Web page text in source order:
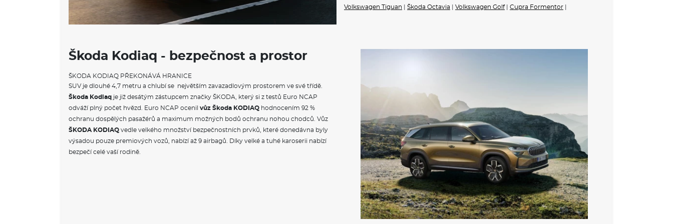
Střešní nosič v odstínu Dark Chrome
Kontrola tlaku v pneumatikách
Rezervní kolo (dojezdové)
Multifunkční kožený vyhřívaný volant s pádly
Sklápění 2. řady sedadel ze zavazadlového prostoru
Tři výškově nastavitelné opěrky hlavy vzadu
Zadní dělený posuvný sedák, nastavitelné (60:40) a sklopné (40:20:20) opěradlo
s loketní opěrkou
Výškově nastavitelné přední opěrky hlavy
Potahy sedadel - kůže/umělá kůže
Elektricky nastavitelná přední sedadla s pamětí, nastavením hloubky sedáku a
funkcí komfortního nastupování
Vyhřívaná zadní sedadla
Ventilace a masážní funkce s 10 vaky pro přední sedadla
Elektricky nastavitelné bederní opěrky v předních sedadlech
DAB - digitální radiopříjem
Volkswagen Tiguan Škoda Octavia Volkswagen Golf| Cupra Formentor
Škoda Kodiaq - bezpečnost a prostor
ŠKODA KODIAQ PŘEKONÁVÁ HRANICE
SUV je dlouhé 4,7 metru a chlubí se největším zavazadlovým prostorem ve své třídě.
Škoda Kodiaq je již desátým zástupcem značky ŠKODA, který si z testů Euro NCAP
odváží plný počet hvězd. Euro NCAP ocenil vůz Škoda KODIAQ hodnocením 92 %
ochranu dospělých pasažérů a maximum možných bodů ochranu nohou chodců. Vůz
ŠKODA KODIAQ vedle velkého množství bezpečnostních prvků, které donedávna byly
výsadou pouze premiových vozů, nabízí až 9 airbagů. Díky velké a tuhé karoserii nabízí
bezpečí celé vaší rodině.